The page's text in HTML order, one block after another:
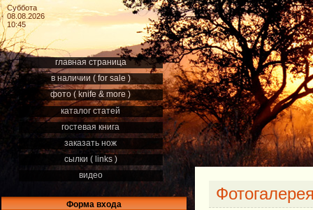
Суббота
08.08.2026
10:45
главная страница
в наличии ( for sale )
фото ( knife & more )
каталог статей
гостевая книга
заказать нож
сылки ( links )
видео
Форма входа